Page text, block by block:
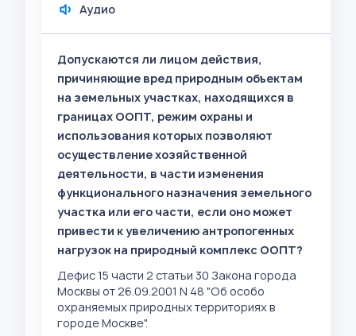
Аудио
Допускаются ли лицом действия,
причиняющие вред природным объектам
на земельных участках, находящихся в
границах ООПТ, режим охраны и
использования которых позволяют
осуществление хозяйственной
деятельности, в части изменения
функционального назначения земельного
участка или его части, если оно может
привести к увеличению антропогенных
нагрузок на природный комплекс ООПТ?
Дефис 15 части 2 статьи 30 Закона города
Москвы от 26.09.2001 N 48 "Об особо
охраняемых природных территориях в
городе Москве".